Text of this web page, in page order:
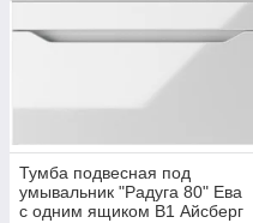
Тумба подвесная под
умывальник "Радуга 80" Ева
с одним ящиком В1 Айсберг